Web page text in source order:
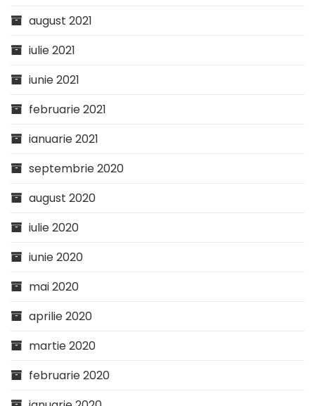
august 2021
iulie 2021
iunie 2021
februarie 2021
ianuarie 2021
septembrie 2020
august 2020
iulie 2020
iunie 2020
mai 2020
aprilie 2020
martie 2020
februarie 2020